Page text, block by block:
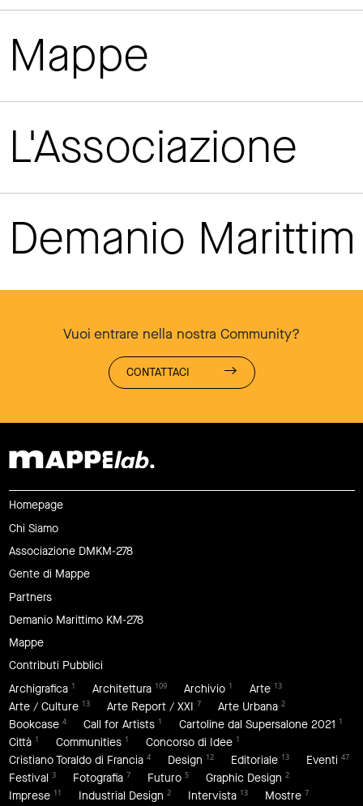
Mappe
L'Associazione
Demanio
Vuoi entrare nella nostra Community?
CONTATTACI
Homepage
Chi Siamo
Associazione DMKM-278
Gente di Mappe
Partners
Demanio Marittimo KM-278
Mappe
Contributi Pubblici
Archigrafica 1 Architettura 109 Archivio 1 Arte 13
Arte / Culture 13 Arte Report / XXI 7 Arte Urbana 2
Bookcase 4 Call for Artists 1 Cartoline dal Supersalone 2021 1
Città 1 Communities 1 Concorso di Idee 1
Cristiano Toraldo di Francia 4 Design 12 Editoriale 13 Eventi 47
Festival 3 Fotografia 7 Futuro 5 Graphic Design 2
Imprese 11 Industrial Design 2 Intervista 13 Mostre 7